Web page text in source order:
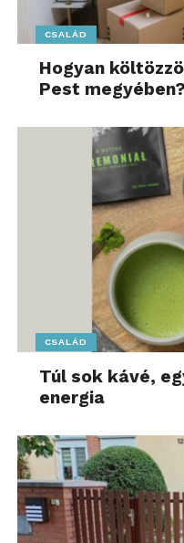
CSALÁD
Hogyan
Pest megyében?
CSALÁD
Túl sok kávé,
energia